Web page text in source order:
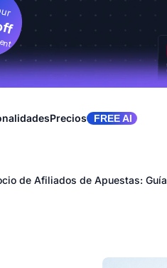
Precios FREE AI
de Afiliados de Apuestas: Guía